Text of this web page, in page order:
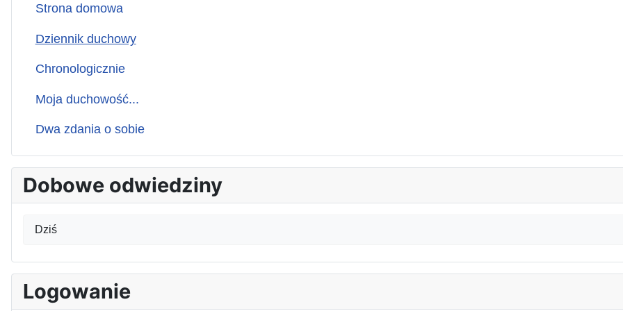
Strona domowa
Dziennik duchowy
Chronologicznie
Moja duchowość...
Dwa zdania o sobie
Dobowe odwiedziny
Dziś
Logowanie